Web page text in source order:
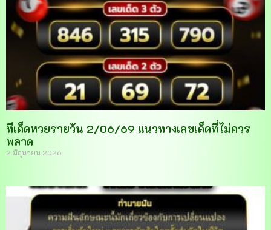
ทีเด็ดหวยรายวัน 2/06/69 แนวทางเลขเด็ดที่ไม่ควร
พลาด
2 มิถุนายน 2026